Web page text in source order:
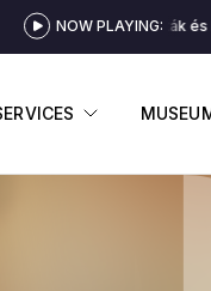
SUBMENU DISPLAY
NOW PLAYING:
Asztali nóták és